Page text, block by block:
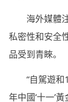
海外媒體注
私密性和安全
品受到青睞。
“自駕遊和1
年中國‘十一’